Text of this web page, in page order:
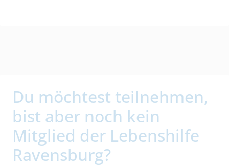
Du möchtest teilnehmen,
bist aber noch kein
Mitglied der Lebenshilfe
Ravensburg?